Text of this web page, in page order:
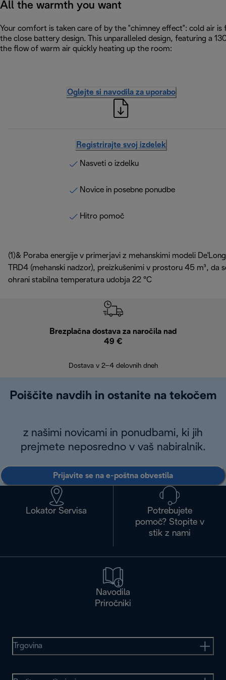
All the warmth you want
Your comfort is taken care of by the "chimney effect": cold air
the close battery design. This unparalleled design, featuring a
the flow of warm air quickly heating up the room:
Oglejte si navodila za uporabo
Registrirajte svoj izdelek
Nasveti o izdelku
Novice in posebne ponudbe
Hitro pomoč
(1)& Poraba energije v primerjavi z mehanskimi modeli
TRD4 (mehanski nadzor), preizkušenimi v prostoru 45 m³, da
ohrani stabilna temperatura udobja 22 °C
Brezplačna dostava za naročila nad
49 €
Dostava v 2–4 delovnih dneh
Poiščite navdih in ostanite na tekočem
z našimi novicami in ponudbami, ki jih
prejmete neposredno v vaš nabiralnik.
Prijavite se na e-poštna obvestila
Lokator Servisa
Potrebujete
pomoč? Stopite v
stik z nami
Navodila
Priročniki
Trgovina